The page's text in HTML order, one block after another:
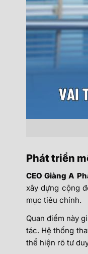
Phát triển
CEO Giàng A
xây dựng cộng
mục tiêu chính.
Quan điểm này
tác. Hệ thống
thể hiện rõ tư